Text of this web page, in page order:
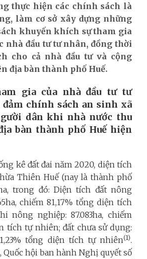
thực hiện các chính sách là
làm cơ sở xây dựng những
khuyến khích sự tham gia
nhà đầu tư tư nhân, đồng thời
cho cả nhà đầu tư và cộng
địa bàn thành phố Huế.
gia của nhà đầu tư tư
đảm chính sách an sinh xã
dân khi nhà nước thu
bàn thành phố Huế hiện
kê đất đai năm 2020, diện tích
Thiên Huế (nay là thành phố
trong đó: Diện tích đất nông
chiếm 81,17% tổng diện tích
nông nghiệp: 87.083ha, chiếm
tích tự nhiên; đất chưa sử dụng:
1,23% tổng diện tích tự nhiên(1).
Quốc hội ban hành Nghị quyết số